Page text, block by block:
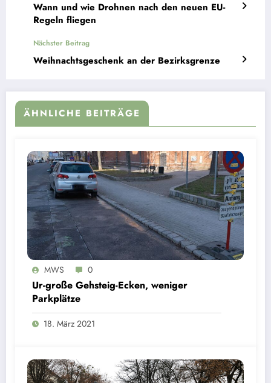
Wann und wie Drohnen nach den neuen EU-
Regeln fliegen
Nächster Beitrag
Weihnachtsgeschenk an der Bezirksgrenze
ÄHNLICHE BEITRÄGE
MWS 0
Ur-große Gehsteig-Ecken, weniger
Parkplätze
18. März 2021